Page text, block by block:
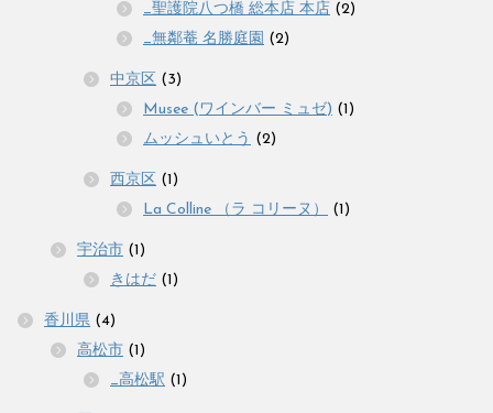
_聖護院八つ橋 総本店 本店 (2)
_無鄰菴 名勝庭園 (2)
中京区 (3)
Musee (ワインバー ミュゼ) (1)
ムッシュいとう (2)
西京区 (1)
La Colline （ラ コリーヌ）
(1)
宇治市 (1)
きはだ (1)
香川県 (4)
高松市 (1)
_高松駅 (1)